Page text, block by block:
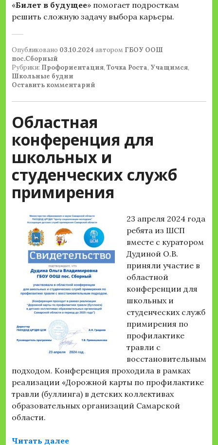
«Билет в будущее» помогает подросткам
решить сложную задачу выбора карьеры.
Опубликовано 03.10.2024 автором ГБОУ ООШ
пос.Сборный
Рубрики: Профориентация, Точка Роста, Учащимся,
Школьные будни
Оставить комментарий
Областная
конференция для
школьных и
студенческих служб
примирения
23 апреля 2024 года
ребята из ШСП
вместе с куратором
Дудиной О.В.
приняли участие в
областной
конференции для
школьных и
студенческих служб
примирения по
профилактике
травли с
восстановительным
подходом. Конференция проходила в рамках
реализации «Дорожной карты по профилактике
травли (буллинга) в детских коллективах
образовательных организаций Самарской
области.
Читать далее«Областная конференция для